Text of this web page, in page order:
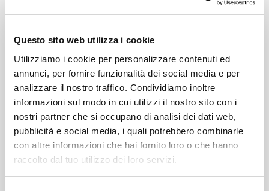
Questo sito web utilizza i cookie
Utilizziamo i cookie per personalizzare contenuti ed
annunci, per fornire funzionalità dei social media e per
analizzare il nostro traffico. Condividiamo inoltre
informazioni sul modo in cui utilizzi il nostro sito con i
nostri partner che si occupano di analisi dei dati web,
pubblicità e social media, i quali potrebbero combinarle
con altre informazioni che hai fornito loro o che hanno
raccolto dal tuo utilizzo dei loro servizi.